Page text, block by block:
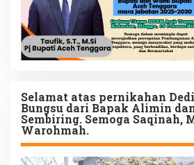
Selamat atas pernikahan
Bungsu dari Bapak Alimin
Sembiring. Semoga Saqinah,
Warohmah.